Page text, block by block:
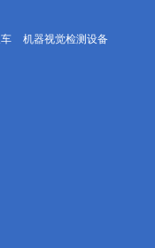
机器视觉检测设备